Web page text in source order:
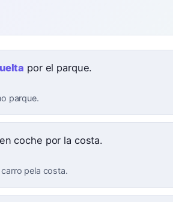
por el parque.
parque.
en coche por la costa.
pela costa.